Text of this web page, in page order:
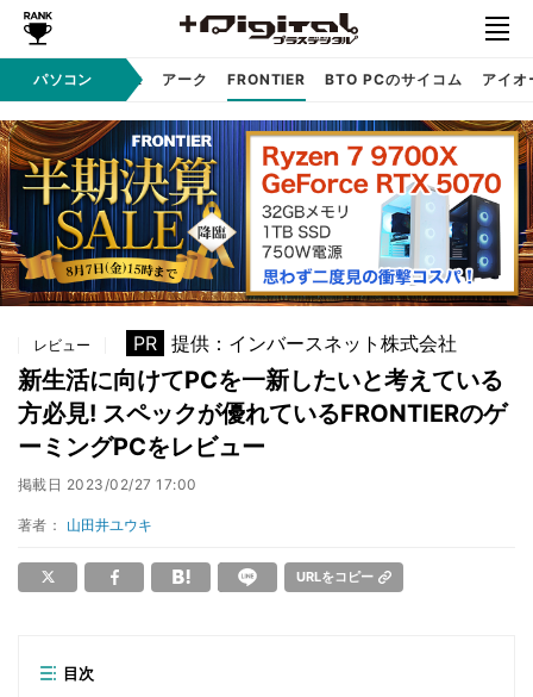
パソコン
ワコム dynabook アーク FRONTIER BTO PCのサイコム アイ
レビュー PR 提供：インバースネット株式会社
新生活に向けてPCを一新したいと考えている
方必見! スペックが優れているFRONTIERのゲ
ーミングPCをレビュー
掲載日 2023/02/27 17:00
著者： 山田井ユウキ
URLをコピー
目次